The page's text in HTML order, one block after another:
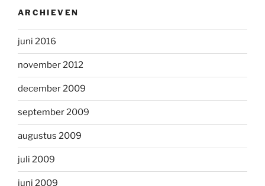
ARCHIEVEN
juni 2016
november 2012
december 2009
september 2009
augustus 2009
juli 2009
juni 2009